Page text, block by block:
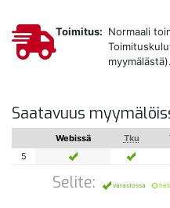
Toimitus: Normaali
myymälästä).
Saatavuus
Webissä Tku
5
Selite: varastossa